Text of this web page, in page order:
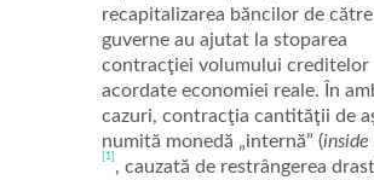
recapitalizarea băncilor de către
guverne au ajutat la stoparea
contracţiei volumului creditelor
acordate economiei reale. În
cazuri, contracţia cantităţii de
numită monedă „internă” (inside
[1] , cauzată de restrângerea